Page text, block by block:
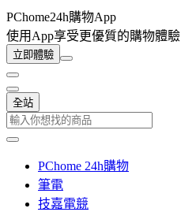
PChome24h購物App
使用App享受更優質的購物體驗
立即體驗
全站
PChome 24h購物
筆電
技嘉電競